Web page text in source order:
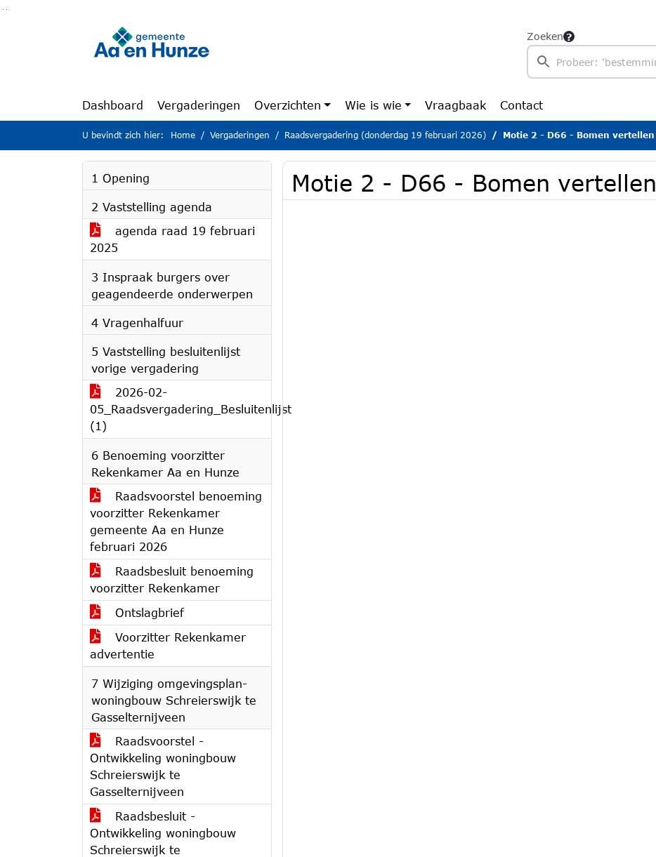
Zoeken
Dashboard Vergaderingen Overzichten Wie is wie Vraagbaak Contact
U bevindt zich hier: Home Vergaderingen Raadsvergadering (donderdag 19 februari 2026) Motie 2 - D66 - Bomen vertellen
1 Opening
2 Vaststelling agenda
agenda raad 19 februari
2025
3 Inspraak burgers over
geagendeerde onderwerpen
4 Vragenhalfuur
5 Vaststelling besluitenlijst
vorige vergadering
2026-02-
05_Raadsvergadering_Besluitenlijst
(1)
6 Benoeming voorzitter
Rekenkamer Aa en Hunze
Raadsvoorstel benoeming
voorzitter Rekenkamer
gemeente Aa en Hunze
februari 2026
Raadsbesluit benoeming
voorzitter Rekenkamer
Ontslagbrief
Voorzitter Rekenkamer
advertentie
7 Wijziging omgevingsplan-
woningbouw Schreierswijk te
Gasselternijveen
Raadsvoorstel -
Ontwikkeling woningbouw
Schreierswijk te
Gasselternijveen
Raadsbesluit -
Ontwikkeling woningbouw
Schreierswijk te
Motie 2 - D66 - Bomen vertellen